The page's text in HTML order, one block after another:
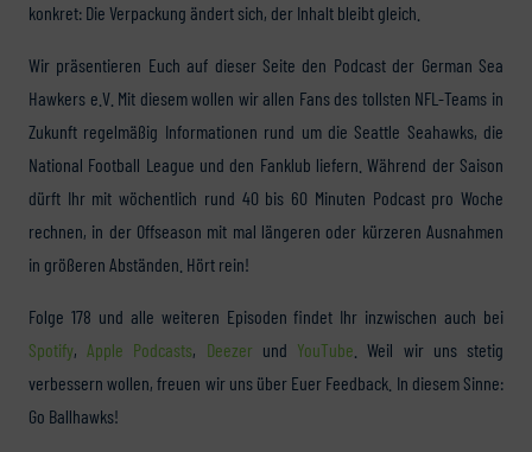
konkret: Die Verpackung ändert sich, der Inhalt bleibt gleich.
Wir präsentieren Euch auf dieser Seite den Podcast der German Sea
Hawkers e.V. Mit diesem wollen wir allen Fans des tollsten NFL-Teams in
Zukunft regelmäßig Informationen rund um die Seattle Seahawks, die
National Football League und den Fanklub liefern. Während der Saison
dürft Ihr mit wöchentlich rund 40 bis 60 Minuten Podcast pro Woche
rechnen, in der Offseason mit mal längeren oder kürzeren Ausnahmen
in größeren Abständen. Hört rein!
Folge 178 und alle weiteren Episoden findet Ihr inzwischen auch bei
Spotify,Apple Podcasts, Deezer und YouTube . Weil wir uns stetig
verbessern wollen, freuen wir uns über Euer Feedback. In diesem Sinne:
Go Ballhawks!